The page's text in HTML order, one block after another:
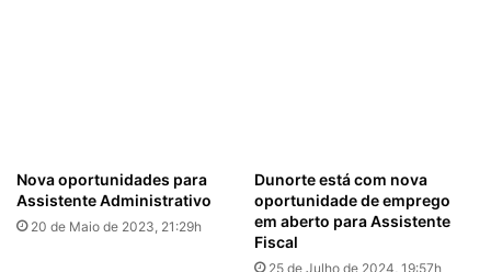
Nova oportunidades para
Assistente Administrativo
20 de Maio de 2023, 21:29h
Dunorte está com nova
oportunidade de emprego
em aberto para Assistente
Fiscal
25 de Julho de 2024, 19:57h